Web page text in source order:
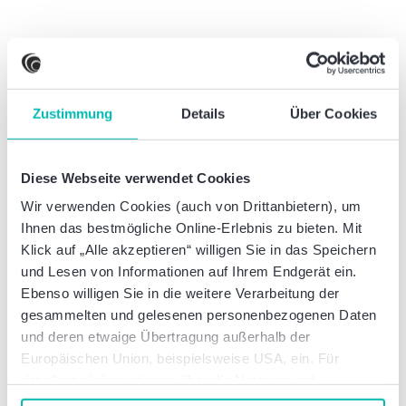
Zustimmung Details Über Cookies
Diese Webseite verwendet Cookies
Wir verwenden Cookies (auch von Drittanbietern), um
Ihnen das bestmögliche Online-Erlebnis zu bieten. Mit
Klick auf „Alle akzeptieren“ willigen Sie in das Speichern
und Lesen von Informationen auf Ihrem Endgerät ein.
Ebenso willigen Sie in die weitere Verarbeitung der
gesammelten und gelesenen personenbezogenen Daten
und deren etwaige Übertragung außerhalb der
Europäischen Union, beispielsweise USA, ein. Für
Verwaltung von Cookies klicken Sie auf „Details“. Mit
Baltic Desk
Beihilferecht
China Desk
Datenschutzrecht
Digital Finance